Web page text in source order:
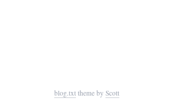
blog.txttheme by Scott